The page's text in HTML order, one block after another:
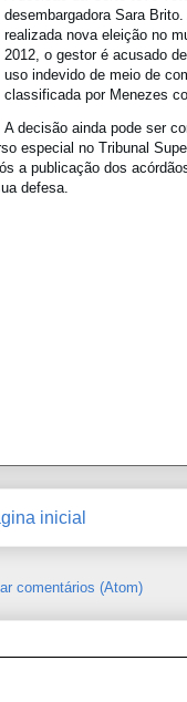
desembargadora Sara
realizada nova eleição no
2012, o gestor é acusado
uso indevido de meio de
classificada por Menezes
A decisão ainda pode ser
especial no Tribunal
a publicação dos
defesa.
inicial
comentários (Atom)